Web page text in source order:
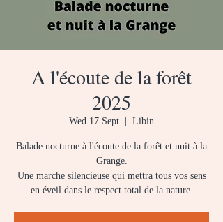
A l'écoute de la forêt
2025
Wed 17 Sept Libin
Balade nocturne à l'écoute de la forêt et nuit à la
Grange.
Une marche silencieuse qui mettra tous vos sens
en éveil dans le respect total de la nature.